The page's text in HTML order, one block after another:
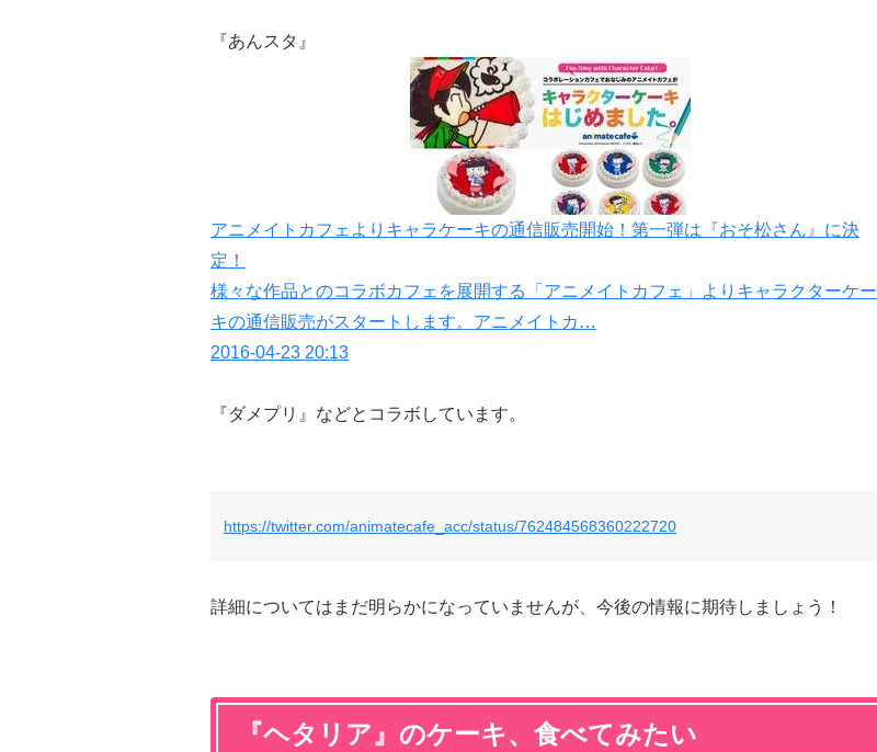
『あんスタ』
アニメイトカフェよりキャラケーキの通信販売開始！第一弾は『おそ松さん』に決
定！
様々な作品とのコラボカフェを展開する「アニメイトカフェ」よりキャラクターケー
キの通信販売がスタートします。アニメイトカ…
2016-04-23 20:13
『ダメプリ』などとコラボしています。
https://twitter.com/animatecafe_acc/status/762484568360222720
詳細についてはまだ明らかになっていませんが、今後の情報に期待しましょう！
『ヘタリア』のケーキ、食べてみたい